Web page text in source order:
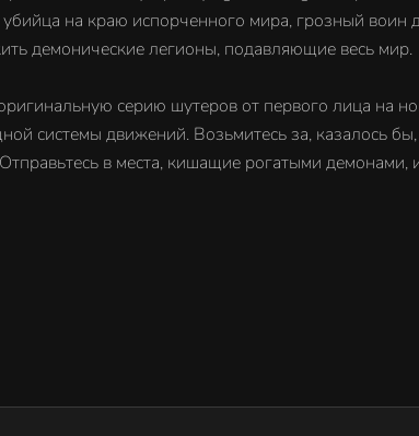
на краю испорченного мира, грозный
демонические легионы, подавляющие весь мир.
серию шутеров от первого лица на
системы движений. Возьмитесь за, казалось
в места, кишащие рогатыми